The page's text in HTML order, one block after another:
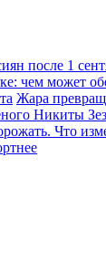
после 1
чем может
Жара
Никиты
Что